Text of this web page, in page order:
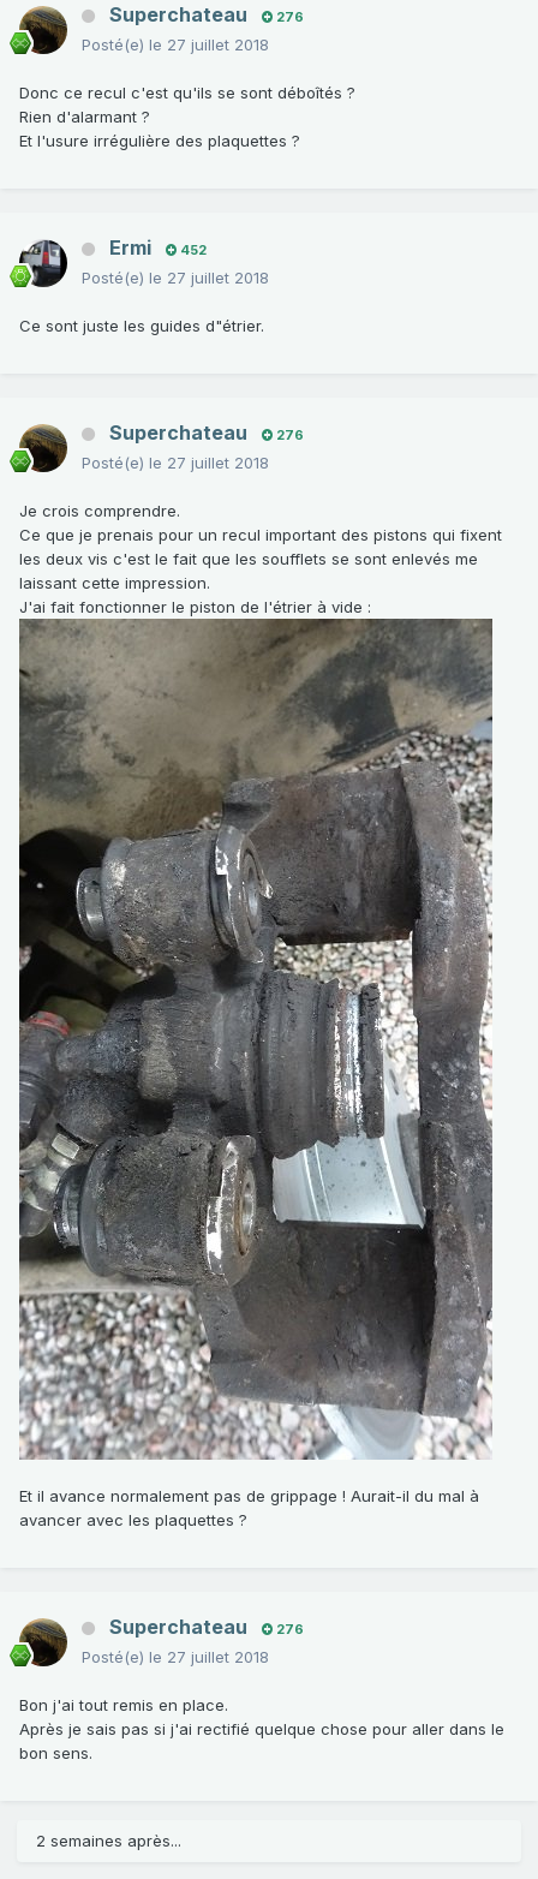
Superchateau 276
Posté(e) le 27 juillet 2018
Donc ce recul c'est qu'ils se sont déboîtés ?
Rien d'alarmant ?
Et l'usure irrégulière des plaquettes ?
Ermi 452
Posté(e) le 27 juillet 2018
Ce sont juste les guides d"étrier.
Superchateau 276
Posté(e) le 27 juillet 2018
Je crois comprendre.
Ce que je prenais pour un recul important des pistons qui fixent
les deux vis c'est le fait que les soufflets se sont enlevés me
laissant cette impression.
J'ai fait fonctionner le piston de l'étrier à vide :
Et il avance normalement pas de grippage ! Aurait-il du mal à
avancer avec les plaquettes ?
Superchateau 276
Posté(e) le 27 juillet 2018
Bon j'ai tout remis en place.
Après je sais pas si j'ai rectifié quelque chose pour aller dans le
bon sens.
2 semaines après...